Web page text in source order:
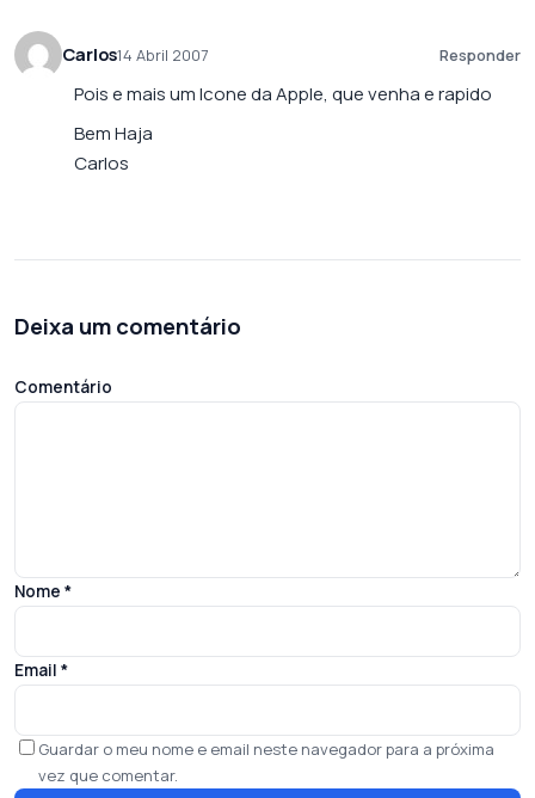
Carlos14 Abril 2007 Responder
Pois e mais um Icone da Apple, que venha e rapido
Bem Haja
Carlos
Deixa um comentário
Comentário
Nome *
Email *
Guardar o meu nome e email neste navegador para a próxima
vez que comentar.